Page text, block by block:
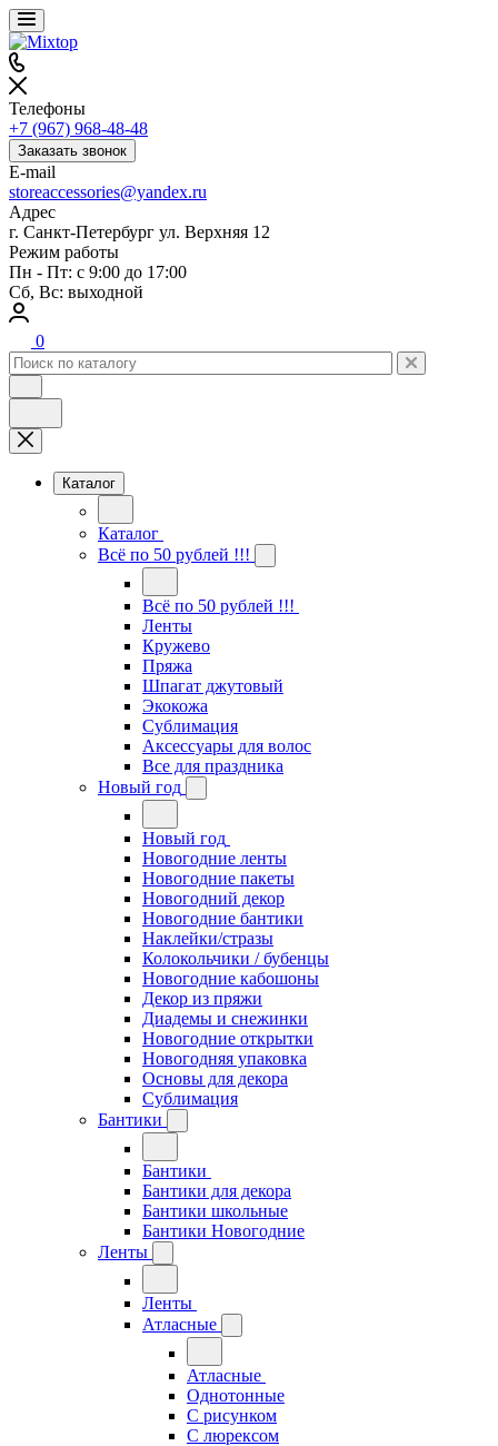
Телефоны
+7 (967) 968-48-48
Заказать звонок
E-mail
storeaccessories@yandex.ru
Адрес
г. Санкт-Петербург ул. Верхняя 12
Режим работы
Пн - Пт: с 9:00 до 17:00
Сб, Вс: выходной
0
Каталог
Каталог
Всё по 50 рублей !!!
Всё по 50 рублей !!!
Ленты
Кружево
Пряжа
Шпагат джутовый
Экокожа
Сублимация
Аксессуары для волос
Все для праздника
Новый год
Новый год
Новогодние ленты
Новогодние пакеты
Новогодний декор
Новогодние бантики
Наклейки/стразы
Колокольчики / бубенцы
Новогодние кабошоны
Декор из пряжи
Диадемы и снежинки
Новогодние открытки
Новогодняя упаковка
Основы для декора
Сублимация
Бантики
Бантики
Бантики для декора
Бантики школьные
Бантики Новогодние
Ленты
Ленты
Атласные
Атласные
Однотонные
С рисунком
С люрексом